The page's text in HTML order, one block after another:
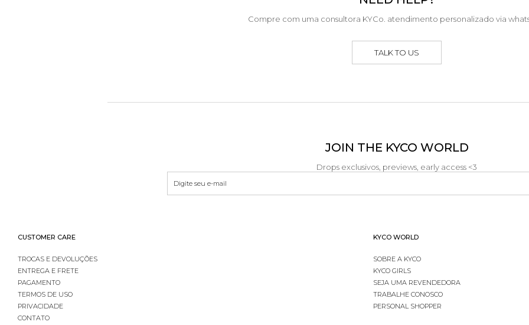
Compre com uma consultora KYCo. atendimento personalizado via
TALK TO US
JOIN THE KYCO WORLD
Drops exclusivos, previews, early access <3
CUSTOMER CARE
TROCAS E DEVOLUÇÕES
ENTREGA E FRETE
PAGAMENTO
TERMOS DE USO
PRIVACIDADE
CONTATO
KYCO WORLD
SOBRE A KYCO
KYCO GIRLS
SEJA UMA REVENDEDORA
TRABALHE CONOSCO
PERSONAL SHOPPER